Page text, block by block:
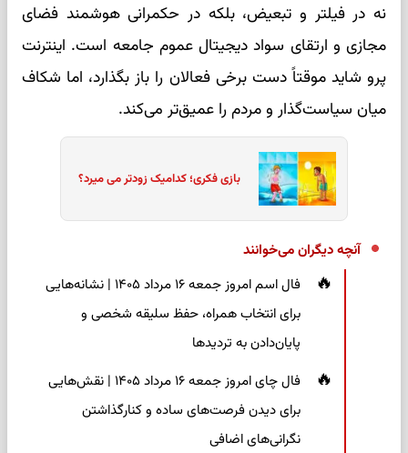
نه در فیلتر و تبعیض، بلکه در حکمرانی هوشمند فضای
مجازی و ارتقای سواد دیجیتال عموم جامعه است. اینترنت
پرو شاید موقتاً دست برخی فعالان را باز بگذارد، اما شکاف
میان سیاست‌گذار و مردم را عمیق‌تر می‌کند.
بازی فکری؛ کدامیک زودتر می میرد؟
آنچه دیگران می‌خوانند
فال اسم امروز جمعه ۱۶ مرداد ۱۴۰۵ | نشانه‌هایی
برای انتخاب همراه، حفظ سلیقه شخصی و
پایان‌دادن به تردیدها
فال چای امروز جمعه ۱۶ مرداد ۱۴۰۵ | نقش‌هایی
برای دیدن فرصت‌های ساده و کنارگذاشتن
نگرانی‌های اضافی